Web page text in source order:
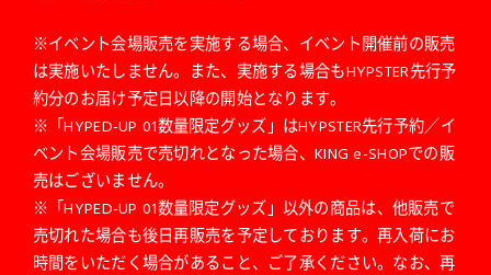
※イベント会場販売を実施する場合、イベント開催前の販売
は実施いたしません。また、実施する場合もHYPSTER先行予
約分のお届け予定日以降の開始となります。
※「HYPED-UP 01数量限定グッズ」はHYPSTER先行予約／イ
ベント会場販売で売切れとなった場合、KING e-SHOPでの販
売はございません。
※「HYPED-UP 01数量限定グッズ」以外の商品は、他販売で
売切れた場合も後日再販売を予定しております。再入荷にお
時間をいただく場合があること、ご了承ください。なお、再